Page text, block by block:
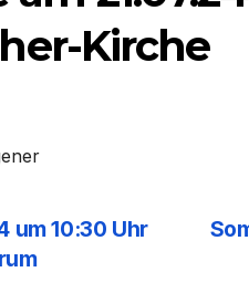
Kirche
um 10:30 Uhr